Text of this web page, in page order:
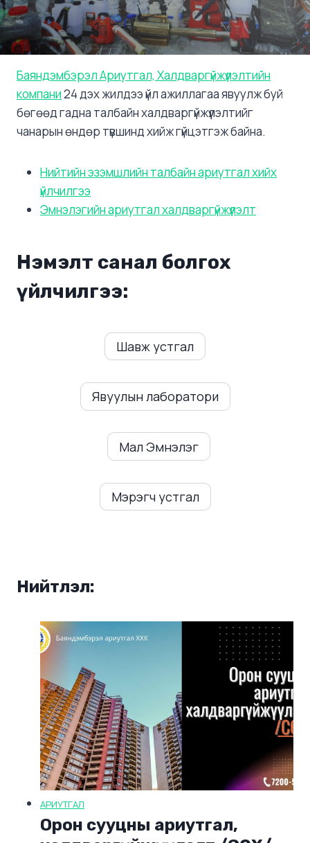
Баяндэмбэрэл Ариутгал, Халдваргүйжүүлэлтийн
компани24 дэх жилдээ үйл ажиллагаа явуулж буй
бөгөөд гадна талбайн халдваргүйжүүлэлтийг
чанарын өндөр түвшинд хийж гүйцэтгэж байна.
Нийтийн эзэмшлийн талбайн ариутгал хийх
үйлчилгээ
Эмнэлэгийн ариутгал халдваргүйжүүлэлт
Нэмэлт санал болгох
үйлчилгээ:
Шавж устгал
Явуулын лаборатори
Мал Эмнэлэг
Мэрэгч устгал
Нийтлэл:
АРИУТГАЛ
Орон сууцны ариутгал,